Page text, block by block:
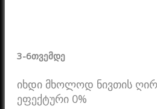
3-6თვემდე
იხდი მხოლოდ ნივთის
ეფექტური 0%